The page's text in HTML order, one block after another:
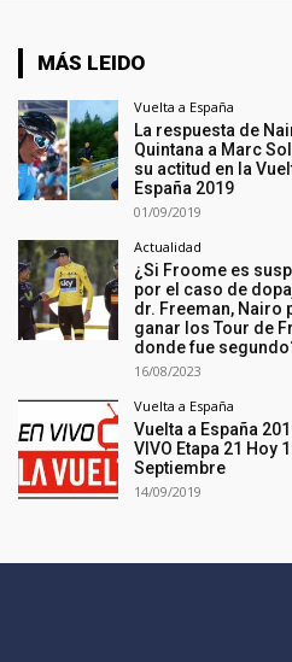
MÁS LEIDO
Vuelta a España
La respuesta de
Quintana a Marc
su actitud en la
España 2019
01/09/2019
Actualidad
¿Si Froome es
por el caso de
dr. Freeman, Nairo
ganar los Tour de
donde fue
16/08/2023
Vuelta a España
Vuelta a España
VIVO Etapa 21 Hoy
Septiembre
14/09/2019